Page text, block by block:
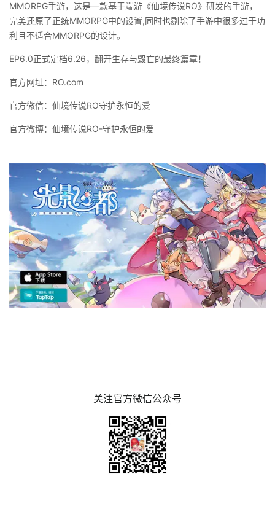
MMORPG手游，这是一款基于端游《仙境传说RO》研发的手游，
完美还原了正统MMORPG中的设置,同时也剔除了手游中很多过于功
利且不适合MMORPG的设计。
EP6.0正式定档6.26，翻开生存与毁亡的最终篇章！
官方网址：RO.com
官方微信：仙境传说RO守护永恒的爱
官方微博：仙境传说RO-守护永恒的爱
关注官方微信公众号